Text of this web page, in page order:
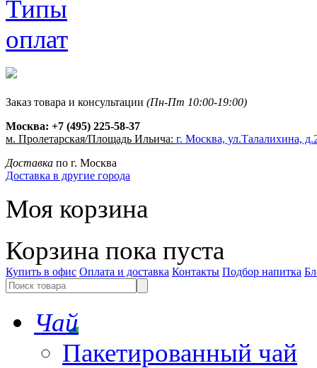
Заказ товара и консультации (Пн-Пт 10:00-19:00)
Москва: +7 (495) 225-58-37
м. Пролетарская/Площадь Ильича: г. Москва, ул.Талалихина,
Доставка по г. Москва
Доставка в другие города
Моя корзина
Корзина пока пуста
Купить в офис Оплата и доставка Контакты Подбор напитка
Чай
Пакетированный чай